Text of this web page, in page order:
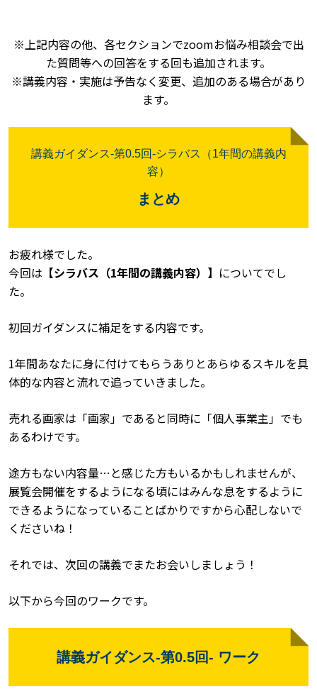
※上記内容の他、各セクションでzoomお悩み相談会で出
た質問等への回答をする回も追加されます。
※講義内容・実施は予告なく変更、追加のある場合があり
ます。
講義ガイダンス-第0.5回-シラバス（1年間の講義内
容）
まとめ
お疲れ様でした。
今回は 【シラバス（1年間の講義内容）】 についてでし
た。
初回ガイダンスに補足をする内容です。
1年間あなたに身に付けてもらうありとあらゆるスキルを具
体的な内容と流れで追っていきました。
売れる画家は「画家」であると同時に「個人事業主」でも
あるわけです。
途方もない内容量… と感じた方もいるかもしれませんが、
展覧会開催をするようになる頃にはみんな息をするように
できるようになっていることばかりですから心配しないで
くださいね！
それでは、次回の講義でまたお会いしましょう！
以下から今回のワークです。
講義ガイダンス-第0.5回- ワーク